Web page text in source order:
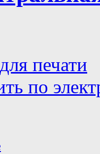
печати
по